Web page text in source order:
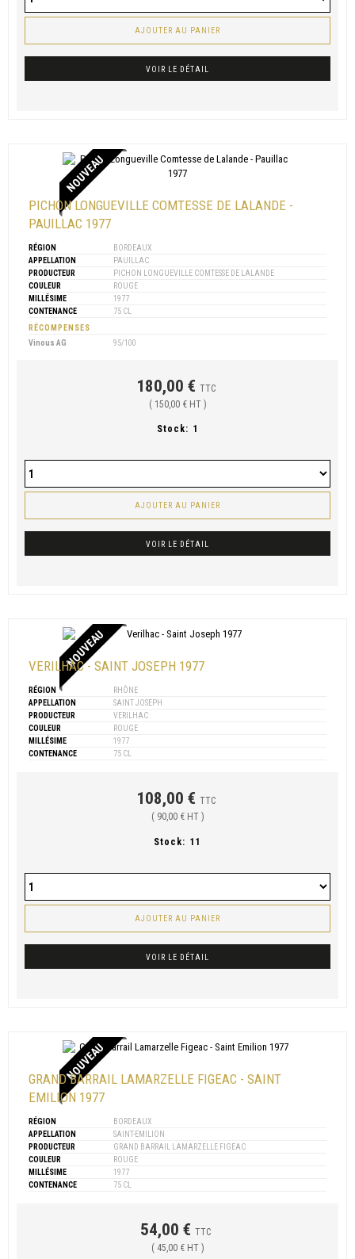
AJOUTER AU PANIER
VOIR LE DÉTAIL
NOUVEAU
PICHON LONGUEVILLE COMTESSE DE LALANDE -
PAUILLAC 1977
RÉGION
BORDEAUX
APPELLATION
PAUILLAC
PRODUCTEUR
PICHON LONGUEVILLE COMTESSE DE LALANDE
COULEUR
ROUGE
MILLÉSIME
1977
CONTENANCE
75 CL
RÉCOMPENSES
Vinous AG
95/100
180,00 € TTC
( 150,00 € HT )
Stock: 1
AJOUTER AU PANIER
VOIR LE DÉTAIL
NOUVEAU
VERILHAC - SAINT JOSEPH 1977
RÉGION
RHÔNE
APPELLATION
SAINT JOSEPH
PRODUCTEUR
VERILHAC
COULEUR
ROUGE
MILLÉSIME
1977
CONTENANCE
75 CL
108,00 € TTC
( 90,00 € HT )
Stock: 11
AJOUTER AU PANIER
VOIR LE DÉTAIL
NOUVEAU
GRAND BARRAIL LAMARZELLE FIGEAC - SAINT
EMILION 1977
RÉGION
BORDEAUX
APPELLATION
SAINT-EMILION
PRODUCTEUR
GRAND BARRAIL LAMARZELLE FIGEAC
COULEUR
ROUGE
MILLÉSIME
1977
CONTENANCE
75 CL
54,00 € TTC
( 45,00 € HT )